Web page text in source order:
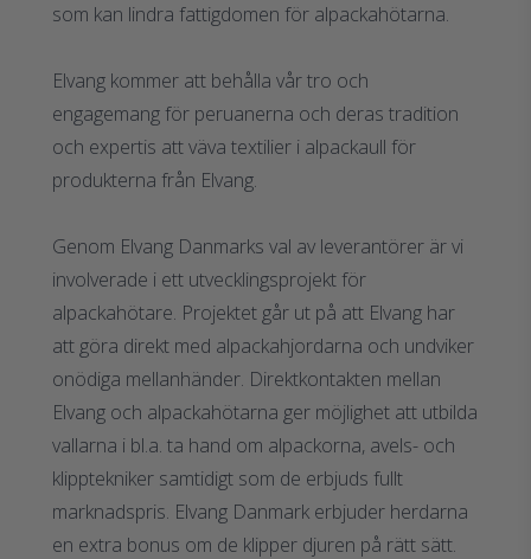
som kan lindra fattigdomen för alpackahötarna.
Elvang kommer att behålla vår tro och
engagemang för peruanerna och deras tradition
och expertis att väva textilier i alpackaull för
produkterna från Elvang.
Genom Elvang Danmarks val av leverantörer är vi
involverade i ett utvecklingsprojekt för
alpackahötare. Projektet går ut på att Elvang har
att göra direkt med alpackahjordarna och undviker
onödiga mellanhänder. Direktkontakten mellan
Elvang och alpackahötarna ger möjlighet att utbilda
vallarna i bl.a. ta hand om alpackorna, avels- och
klipptekniker samtidigt som de erbjuds fullt
marknadspris. Elvang Danmark erbjuder herdarna
en extra bonus om de klipper djuren på rätt sätt.